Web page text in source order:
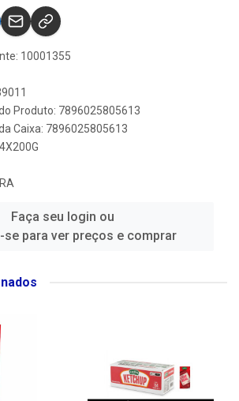
10001355
Produto: 7896025805613
Caixa: 7896025805613
Faça seu login ou
se para ver preços e comprar